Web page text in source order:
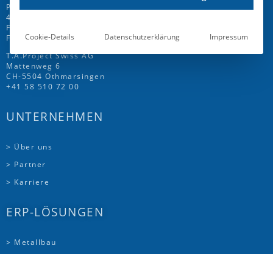
Prinz-Friedrich-Str. 28 C
45257 Essen
Fon
Fax +49 201 946 005 7-50
T.A.Project Swiss AG
Mattenweg 6
CH-5504 Othmarsingen
+41 58 510 72 00
UNTERNEHMEN
> Über uns
> Partner
> Karriere
ERP-LÖSUNGEN
> Metallbau
Cookie-Details Datenschutzerklärung Impressum